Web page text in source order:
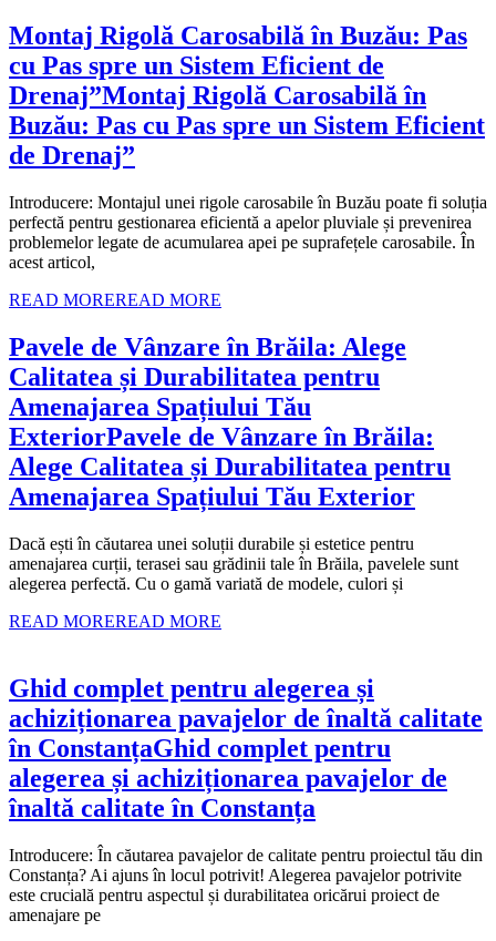
Montaj Rigolă Carosabilă în Buzău: Pas
cu Pas spre un Sistem Eficient de
Drenaj”Montaj Rigolă Carosabilă în
Buzău: Pas cu Pas spre un Sistem Eficient
de Drenaj”
Introducere: Montajul unei rigole carosabile în Buzău poate fi soluția
perfectă pentru gestionarea eficientă a apelor pluviale și prevenirea
problemelor legate de acumularea apei pe suprafețele carosabile. În
acest articol,
READ MOREREAD MORE
Pavele de Vânzare în Brăila: Alege
Calitatea și Durabilitatea pentru
Amenajarea Spațiului Tău
ExteriorPavele de Vânzare în Brăila:
Alege Calitatea și Durabilitatea pentru
Amenajarea Spațiului Tău Exterior
Dacă ești în căutarea unei soluții durabile și estetice pentru
amenajarea curții, terasei sau grădinii tale în Brăila, pavelele sunt
alegerea perfectă. Cu o gamă variată de modele, culori și
READ MOREREAD MORE
Ghid complet pentru alegerea și
achiziționarea pavajelor de înaltă calitate
în ConstanțaGhid complet pentru
alegerea și achiziționarea pavajelor de
înaltă calitate în Constanța
Introducere: În căutarea pavajelor de calitate pentru proiectul tău din
Constanța? Ai ajuns în locul potrivit! Alegerea pavajelor potrivite
este crucială pentru aspectul și durabilitatea oricărui proiect de
amenajare pe